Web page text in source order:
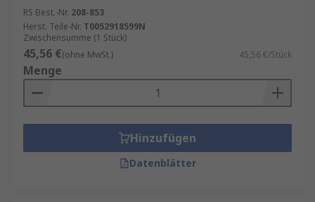
RS Best.-Nr. 208-853
Herst. Teile-Nr. T0052918599N
Zwischensumme (1 Stück)
45,56 €(ohne MwSt.) 45,56 €/Stück
Menge
Hinzufügen
Datenblätter